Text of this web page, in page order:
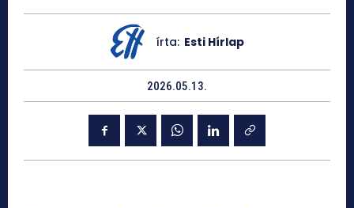
írta: Esti Hírlap
2026.05.13.